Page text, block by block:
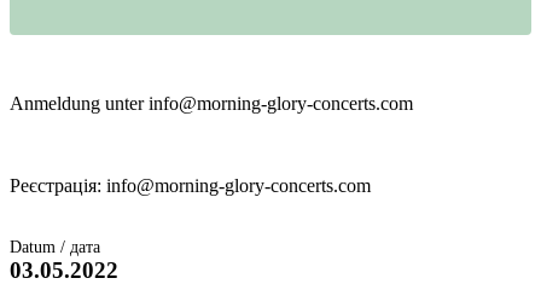
Datum / дата
03.05.2022
Anmeldung unter info@morning-glory-concerts.com
Реєстрація: info@morning-glory-concerts.com